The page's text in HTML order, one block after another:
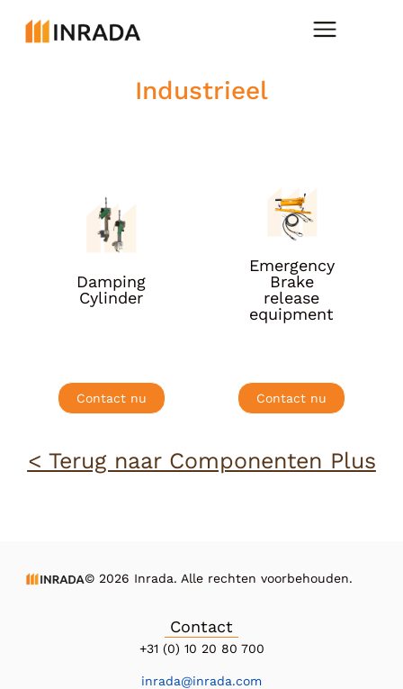
Industrieel
Damping
Cylinder
Meer
Contact nu
Emergency
Brake
release
equipment
info
Contact nu
< Terug naar Componenten Plus
© 2026 Inrada. Alle rechten voorbehouden.
Contact
+31 (0) 10 20 80 700
inrada@inrada.com